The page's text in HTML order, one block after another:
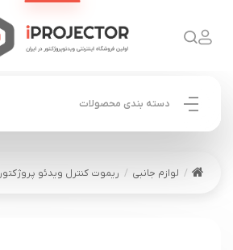
دسته بندی محصولات
لوازم جانبی ریموت کنترل ویدئو پروژکتور